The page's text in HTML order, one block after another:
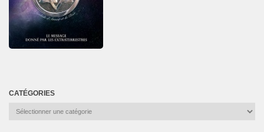
CATÉGORIES
Catégories